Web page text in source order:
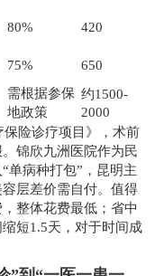
80% 420
75% 650
需根据参保
地政策
约1500-
2000
险诊疗项目》，术前
锦欣九洲医院作为民
单病种打包”，昆明主
层差价需自付。值得
整体花费最低；省中
短1.5天，对于时间成